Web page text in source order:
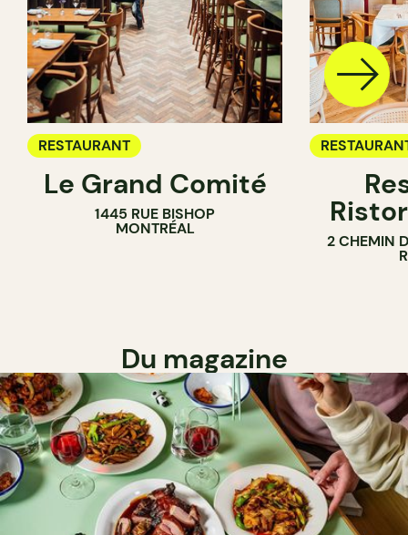
RESTAURANT
Le Grand Comité
1445 RUE BISHOP
MONTRÉAL
2 CHEMIN
Du magazine